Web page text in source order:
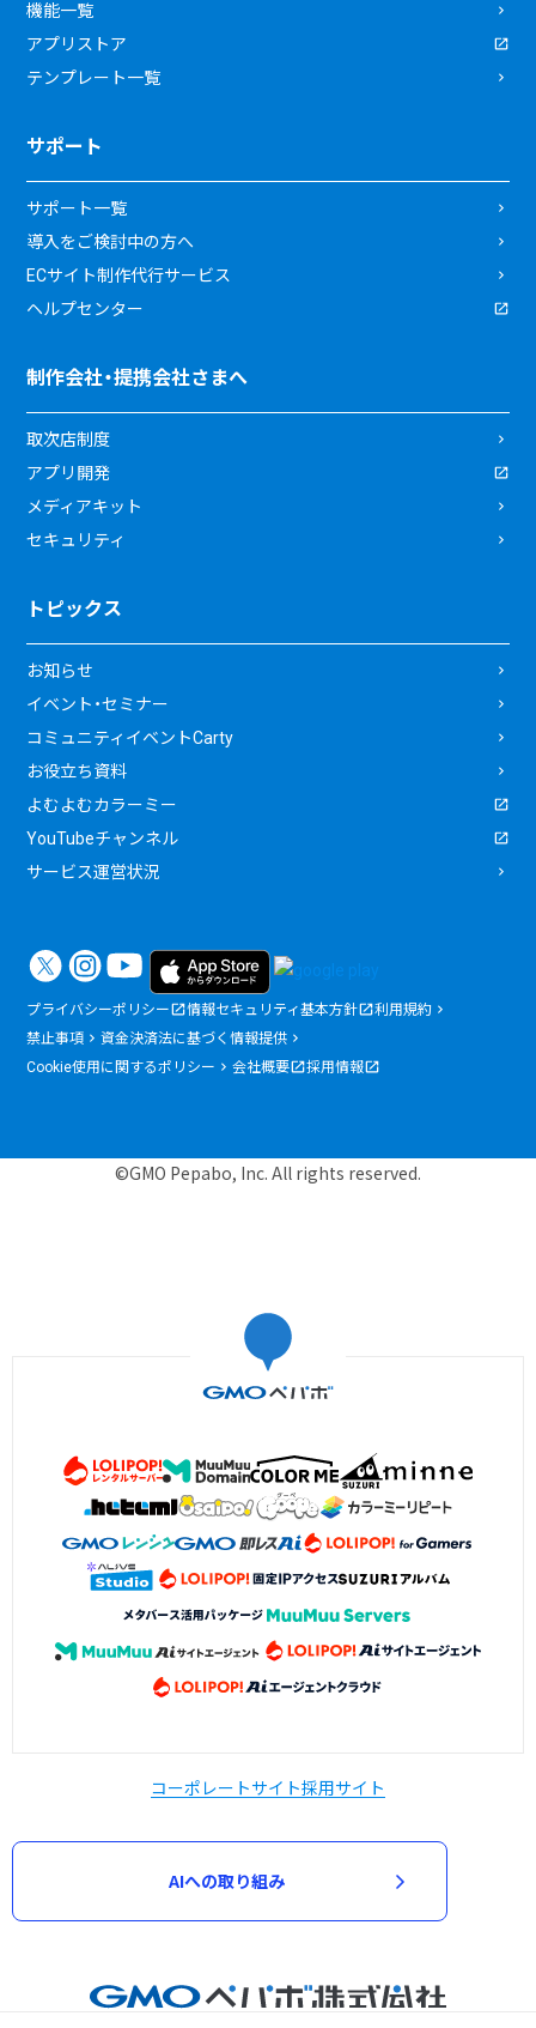
機能一覧
アプリストア
テンプレート一覧
サポート
サポート一覧
導入をご検討中の方へ
ECサイト制作代行サービス
ヘルプセンター
制作会社・提携会社さまへ
取次店制度
アプリ開発
メディアキット
セキュリティ
トピックス
お知らせ
イベント・セミナー
コミュニティイベントCarty
お役立ち資料
よむよむカラーミー
YouTubeチャンネル
サービス運営状況
プライバシーポリシー 情報セキュリティ基本方針
利用規約
禁止事項
資金決済法に基づく情報提供
Cookie使用に関するポリシー
会社概要 採用情報
©GMO Pepabo, Inc. All rights reserved.
コーポレートサイト採用サイト
AIへの取り組み